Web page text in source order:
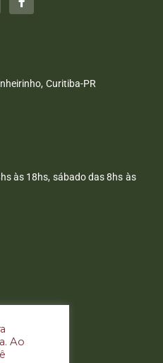
Curitiba-PR
às 18hs, sábado das 8hs às
Ao